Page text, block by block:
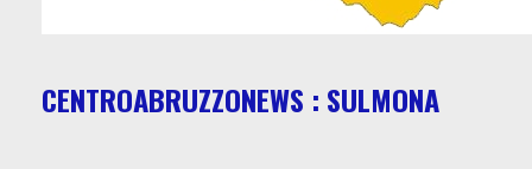
CENTROABRUZZONEWS : SULMONA